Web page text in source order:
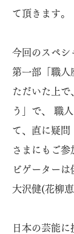
て頂きます。
今回のスペシ
第一部「職人
ただいた上で
う」で、 職
て、直に疑問
さまにもご参
ビゲーターは
大沢健(花柳
日本の芸能に